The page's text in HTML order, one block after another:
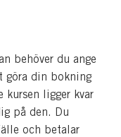
behöver du ange
göra din bokning
ligger kvar
på den. Du
och betalar